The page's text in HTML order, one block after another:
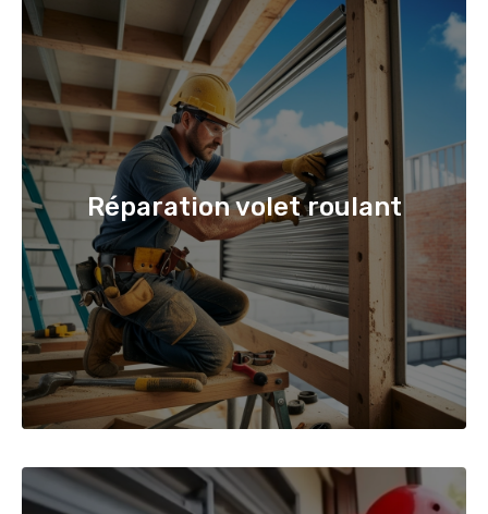
Réparation volet roulant